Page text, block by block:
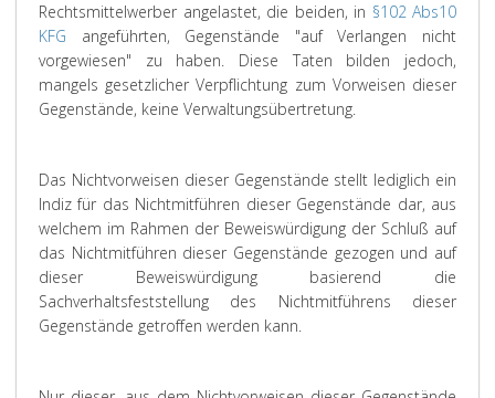
Rechtsmittelwerber angelastet, die beiden, in §102 Abs10
KFG angeführten, Gegenstände "auf Verlangen nicht
vorgewiesen" zu haben. Diese Taten bilden jedoch,
mangels gesetzlicher Verpflichtung zum Vorweisen dieser
Gegenstände, keine Verwaltungsübertretung.
Das Nichtvorweisen dieser Gegenstände stellt lediglich ein
Indiz für das Nichtmitführen dieser Gegenstände dar, aus
welchem im Rahmen der Beweiswürdigung der Schluß auf
das Nichtmitführen dieser Gegenstände gezogen und auf
dieser Beweiswürdigung basierend die
Sachverhaltsfeststellung des Nichtmitführens dieser
Gegenstände getroffen werden kann.